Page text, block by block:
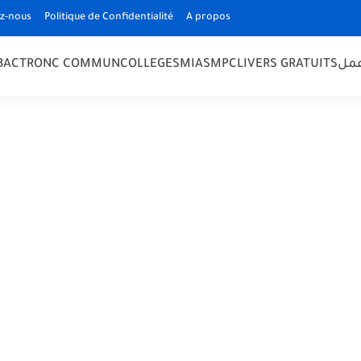
nous Politique de Confidentialité A propos
TRONC COMMUNCOLLEGESMIASMPCLIVERS GRATUITS